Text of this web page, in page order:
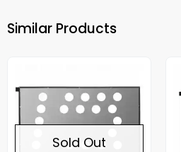
Similar Products
Sold Out